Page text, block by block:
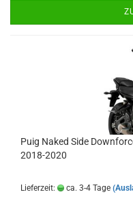
Puig Naked Side
2018-2020
Lieferzeit: ca. 3-4 Tage